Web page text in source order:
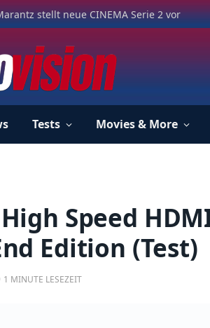
stellt neue CINEMA Serie 2 vor
Tests Movies & More
Speed
Edition (Test)
1 MINUTE LESEZEIT